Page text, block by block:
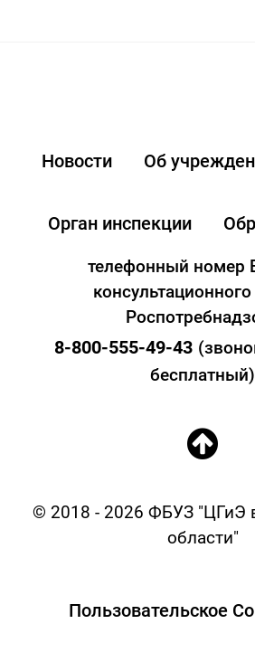
Новости Об
Орган инспекции
телефонный номер
8-800-555-49-43
бесплатный)
© 2018 - 2026 ФБУЗ "ЦГиЭ
области"
Пользовательское